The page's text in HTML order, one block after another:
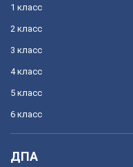
1 класс
2 класс
3 класс
4 класс
5 класс
6 класс
ДПА